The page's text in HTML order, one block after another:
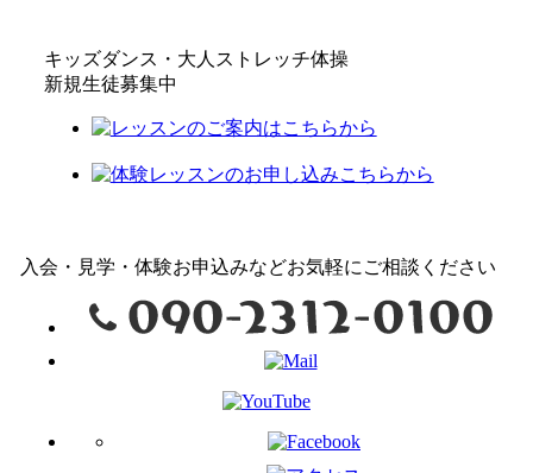
キッズダンス・ 大人ストレッチ体操
新規生徒募集中
入会・見学・体験お申込みなどお気軽にご相談ください